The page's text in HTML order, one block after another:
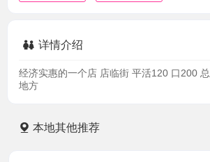
详情介绍
经济实惠的一个店 店临街 平活120 口200
地方
本地其他推荐